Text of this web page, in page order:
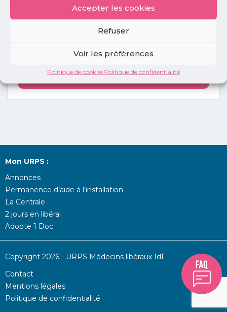
Accepter les cookies
Refuser
Voir les préférences
Politique de cookiesPolitique de confidentialité
annonces
Mon URPS :
Annonces
Permanence d’aide à l’installation
La Centrale
2 jours en libéral
Adopte 1 Doc
Copyright 2026 - URPS Médecins libéraux IdF
Contact
Mentions légales
Politique de confidentialité